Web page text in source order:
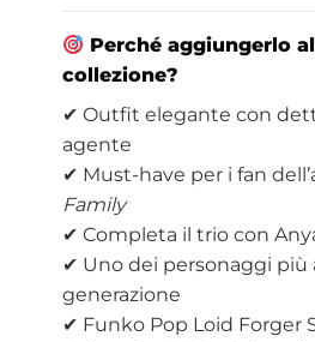
Perché aggiungerlo
collezione?
✔ Outfit elegante con
agente
✔ Must-have per i fan
Family
✔ Completa il trio con
✔ Uno dei personaggi più
generazione
✔ Funko Pop Loid Forger